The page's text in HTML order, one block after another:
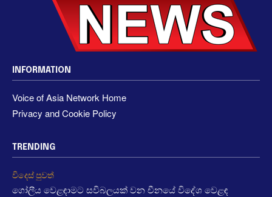
INFORMATION
Voice of Asia Network Home
Privacy and Cookie Policy
TRENDING
විදෙස් පුවත්
ගෝලීය වෙළඳාමට සවිබලයක් වන චීනයේ විදේශ වෙළඳ